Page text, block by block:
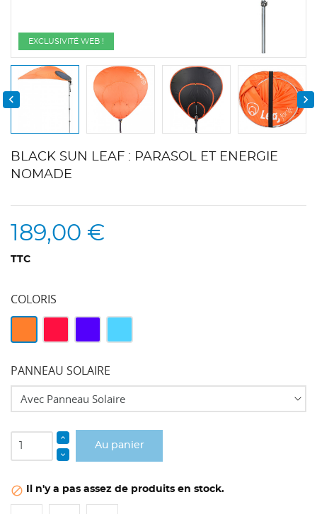
EXCLUSIVITÉ WEB !
 
BLACK SUN LEAF : PARASOL ET ENERGIE
NOMADE
189,00 €
TTC
COLORIS
PANNEAU SOLAIRE
Au panier
 Il n'y a pas assez de produits en stock.